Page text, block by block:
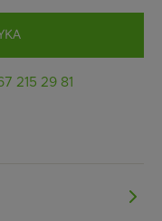
215 29 81